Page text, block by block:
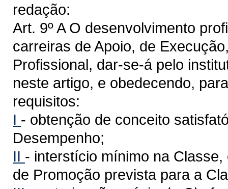
redação:
Art. 9º A O desenvolvimento
carreiras de Apoio, de
Profissional, dar-se-á pelo
neste artigo, e obedecendo,
requisitos:
I - obtenção de conceito
Desempenho;
II - interstício mínimo na
de Promoção prevista para a